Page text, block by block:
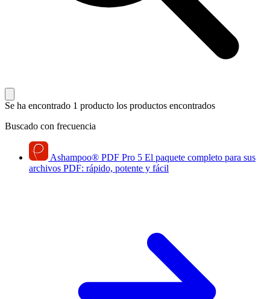
Se ha encontrado 1 producto los productos encontrados
Buscado con frecuencia
Ashampoo® PDF Pro 5 El paquete completo para sus
archivos PDF: rápido, potente y fácil